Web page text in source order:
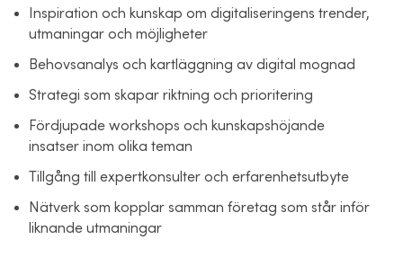
Inspiration och kunskap om digitaliseringens trender,
utmaningar och möjligheter
Behovsanalys och kartläggning av digital mognad
Strategi som skapar riktning och prioritering
Fördjupade workshops och kunskapshöjande
insatser inom olika teman
Tillgång till expertkonsulter och erfarenhetsutbyte
Nätverk som kopplar samman företag som står inför
liknande utmaningar